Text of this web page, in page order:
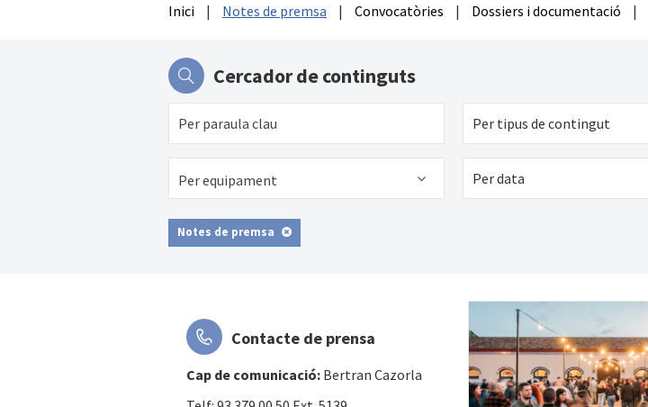
Inici | Notes de premsa | Convocatòries | Dossiers i documentació |
Cercador de continguts
Per tipus de contingut
Per equipament
Notes de premsa
Contacte de prensa
Cap de comunicació: Bertran Cazorla